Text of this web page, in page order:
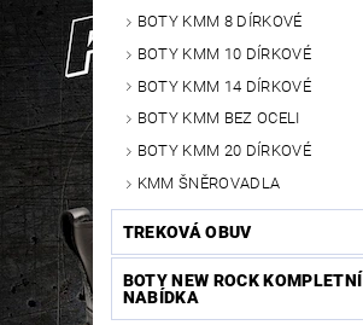
BOTY KMM 8 DÍRKOVÉ
BOTY KMM 10 DÍRKOVÉ
BOTY KMM 14 DÍRKOVÉ
BOTY KMM BEZ OCELI
BOTY KMM 20 DÍRKOVÉ
KMM ŠNĚROVADLA
TREKOVÁ OBUV
BOTY NEW ROCK KOMPLETNÍ
NABÍDKA